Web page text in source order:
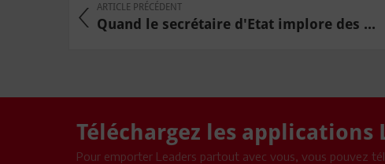
ARTICLE PRÉCÉDENT
Quand le secrétaire d'Etat implore des ...
Téléchargez les applications
Pour emporter Leaders partout avec vous, vous pouvez